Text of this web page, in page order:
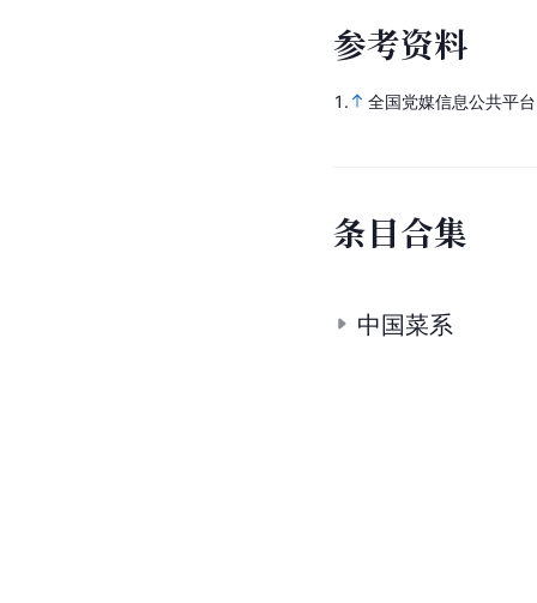
参考资料
1. 全国党媒信息公共平
条目合集
中国菜系